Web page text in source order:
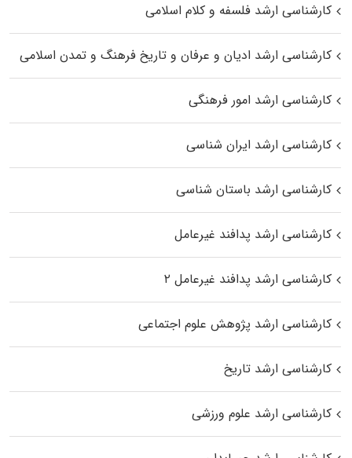
کارشناسی ارشد فلسفه و کلام اسلامی
کارشناسی ارشد ادیان و عرفان و تاریخ فرهنگ و تمدن اسلامی
کارشناسی ارشد امور فرهنگی
کارشناسی ارشد ایران شناسی
کارشناسی ارشد باستان شناسی
کارشناسی ارشد پدافند غیرعامل
کارشناسی ارشد پدافند غیرعامل ۲
کارشناسی ارشد پژوهش علوم اجتماعی
کارشناسی ارشد تاریخ
کارشناسی ارشد علوم ورزشی